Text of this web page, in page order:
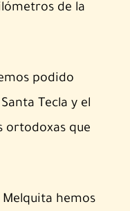
de la
podido
Tecla y el
ortodoxas que
hemos